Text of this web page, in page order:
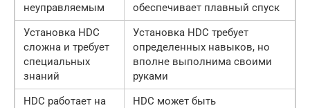
неуправляемым
обеспечивает плавный спуск
Установка HDC
сложна и требует
специальных
знаний
Установка HDC требует
определенных навыков, но
вполне выполнима своими
руками
HDC работает на
HDC может быть